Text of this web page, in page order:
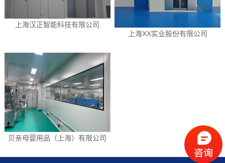
上海汉正智能科技有限公司
上海XX实业股份有限公司
贝亲母婴用品（上海）有限公司